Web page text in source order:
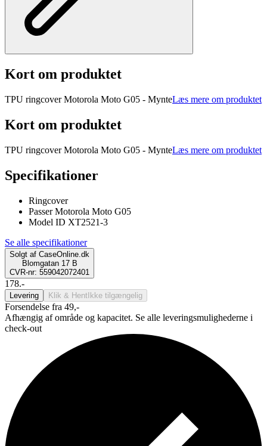
Kort om produktet
TPU ringcover Motorola Moto G05 - MynteLæs mere om produktet
Kort om produktet
TPU ringcover Motorola Moto G05 - MynteLæs mere om produktet
Specifikationer
Ringcover
Passer Motorola Moto G05
Model ID XT2521-3
Se alle specifikationer
Solgt af CaseOnline.dk
Blomgatan 17 B
CVR-nr: 559042072401
178.-
Levering Klik & Hent Ikke tilgængelig
Forsendelse fra 49,-
Afhængig af område og kapacitet. Se alle leveringsmulighederne i
check-out